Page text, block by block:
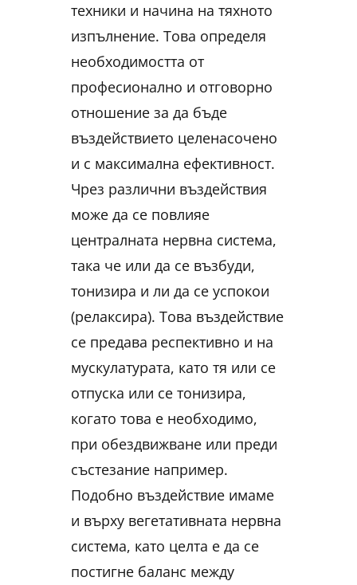
техники и начина на тяхното
изпълнение. Това определя
необходимостта от
професионално и отговорно
отношение за да бъде
въздействието целенасочено
и с максимална ефективност.
Чрез различни въздействия
може да се повлияе
централната нервна система,
така че или да се възбуди,
тонизира и ли да се успокои
(релаксира). Това въздействие
се предава респективно и на
мускулатурата, като тя или се
отпуска или се тонизира,
когато това е необходимо,
при обездвижване или преди
състезание например.
Подобно въздействие имаме
и върху вегетативната нервна
система, като целта е да се
постигне баланс между